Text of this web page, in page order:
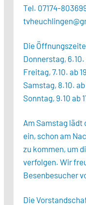
Tel. 07174-
Die
Donnerstag, 6.10.
Freitag, 7.10. ab
Samstag, 8.10.
Sonntag, 9.10 ab
Am Samstag lädt
ein, schon am
zu kommen, um
verfolgen. Wir
Besenbesucher
Die